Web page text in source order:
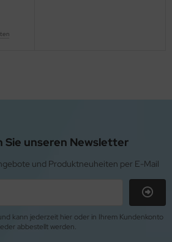
Sie unseren Newsletter
und Produktneuheiten per E-Mail
kann jederzeit hier oder in Ihrem Kundenkonto
abbestellt werden.